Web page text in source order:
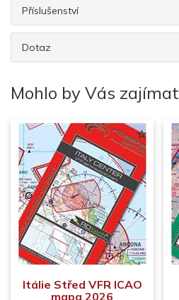
Příslušenství
Dotaz
Mohlo by Vás zajímat
Itálie Střed VFR ICAO
mapa 2026